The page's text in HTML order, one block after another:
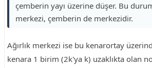
çemberin yayı üzerine düşer. Bu
merkezi, çemberin de merkezidir.
Ağırlık merkezi ise bu kenarortay
kenara 1 birim (2k'ya k) uzaklıkta olan